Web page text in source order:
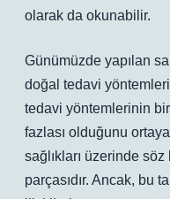
olarak da okunabilir.
Günümüzde yapılan
doğal tedavi
tedavi yöntemlerinin
fazlası olduğunu
sağlıkları üzerinde
parçasıdır. Ancak, bu